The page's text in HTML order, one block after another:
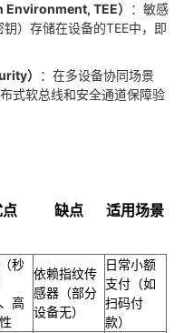
TEE）​
​：敏感
）存储在设备的TEE中，即
）​
​：在多设备协同场景
式软总线和安全通道保障验
缺点 适用场景
秒
高
依赖指纹传
感器（部分
设备无）
日常小额
支付（如
扫码付
款）